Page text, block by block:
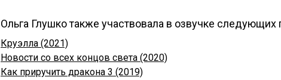
Ольга Глушко также участвовала в озвучке следующих
Круэлла (2021)
Новости со всех концов света (2020)
Как приручить дракона 3 (2019)